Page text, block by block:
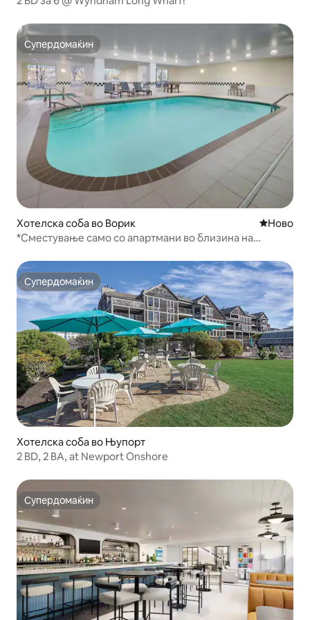
Супердомаќин
Супердомаќин
Хотелска соба во Ворик Ново
Ново
*Сместување само со апартмани во близина на
Супердомаќин
Супердомаќин
Хотелска соба во Њупорт
2 BD, 2 BA, at Newport Onshore
Супердомаќин
Супердомаќин